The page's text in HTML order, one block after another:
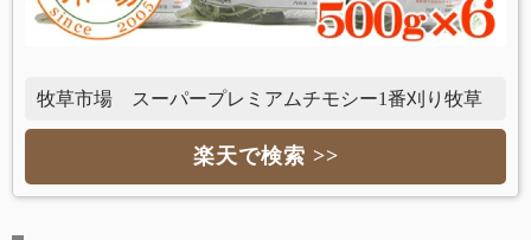
牧草市場 スーパープレミアムチモシー1番刈り牧草
楽天で検索 >>